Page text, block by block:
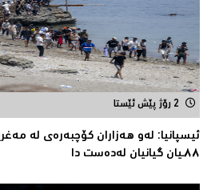
2 رۆژ پێش ئێستا
ئیسپانیا: لەو هەزاران کۆچبەرەی لە
٨٨ـیان گیانیان لەدەست دا